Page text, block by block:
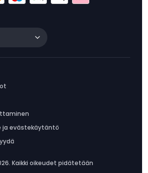
ja evästekäytäntö
Kaikki oikeudet pidätetään